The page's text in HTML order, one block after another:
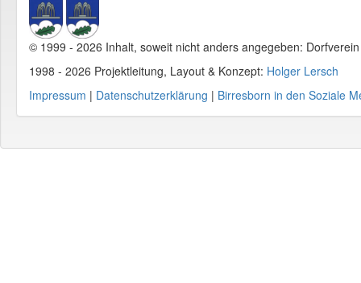
© 1999 - 2026 Inhalt, soweit nicht anders angegeben:
1998 - 2026 Projektleitung, Layout & Konzept: Holger Lersch
Impressum | Datenschutzerklärung | Birresborn in den Soziale